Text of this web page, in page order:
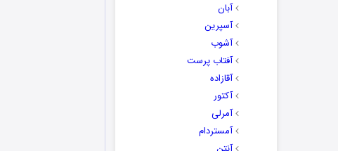
آبان
آسپرین
آشوب
آفتاب پرست
آقازاده
آکتور
آمرلی
آمستردام